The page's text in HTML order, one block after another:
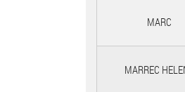
MARC
MARREC